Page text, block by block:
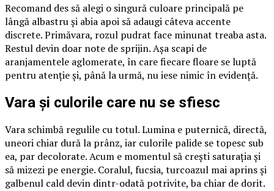
Recomand des să alegi o singură culoare principală pe
lângă albastru și abia apoi să adaugi câteva accente
discrete. Primăvara, rozul pudrat face minunat treaba asta.
Restul devin doar note de sprijin. Așa scapi de
aranjamentele aglomerate, în care fiecare floare se luptă
pentru atenție și, până la urmă, nu iese nimic în evidență.
Vara și culorile care nu se sfiesc
Vara schimbă regulile cu totul. Lumina e puternică, directă,
uneori chiar dură la prânz, iar culorile palide se topesc sub
ea, par decolorate. Acum e momentul să crești saturația și
să mizezi pe energie. Coralul, fucsia, turcoazul mai aprins și
galbenul cald devin dintr-odată potrivite, ba chiar de dorit.